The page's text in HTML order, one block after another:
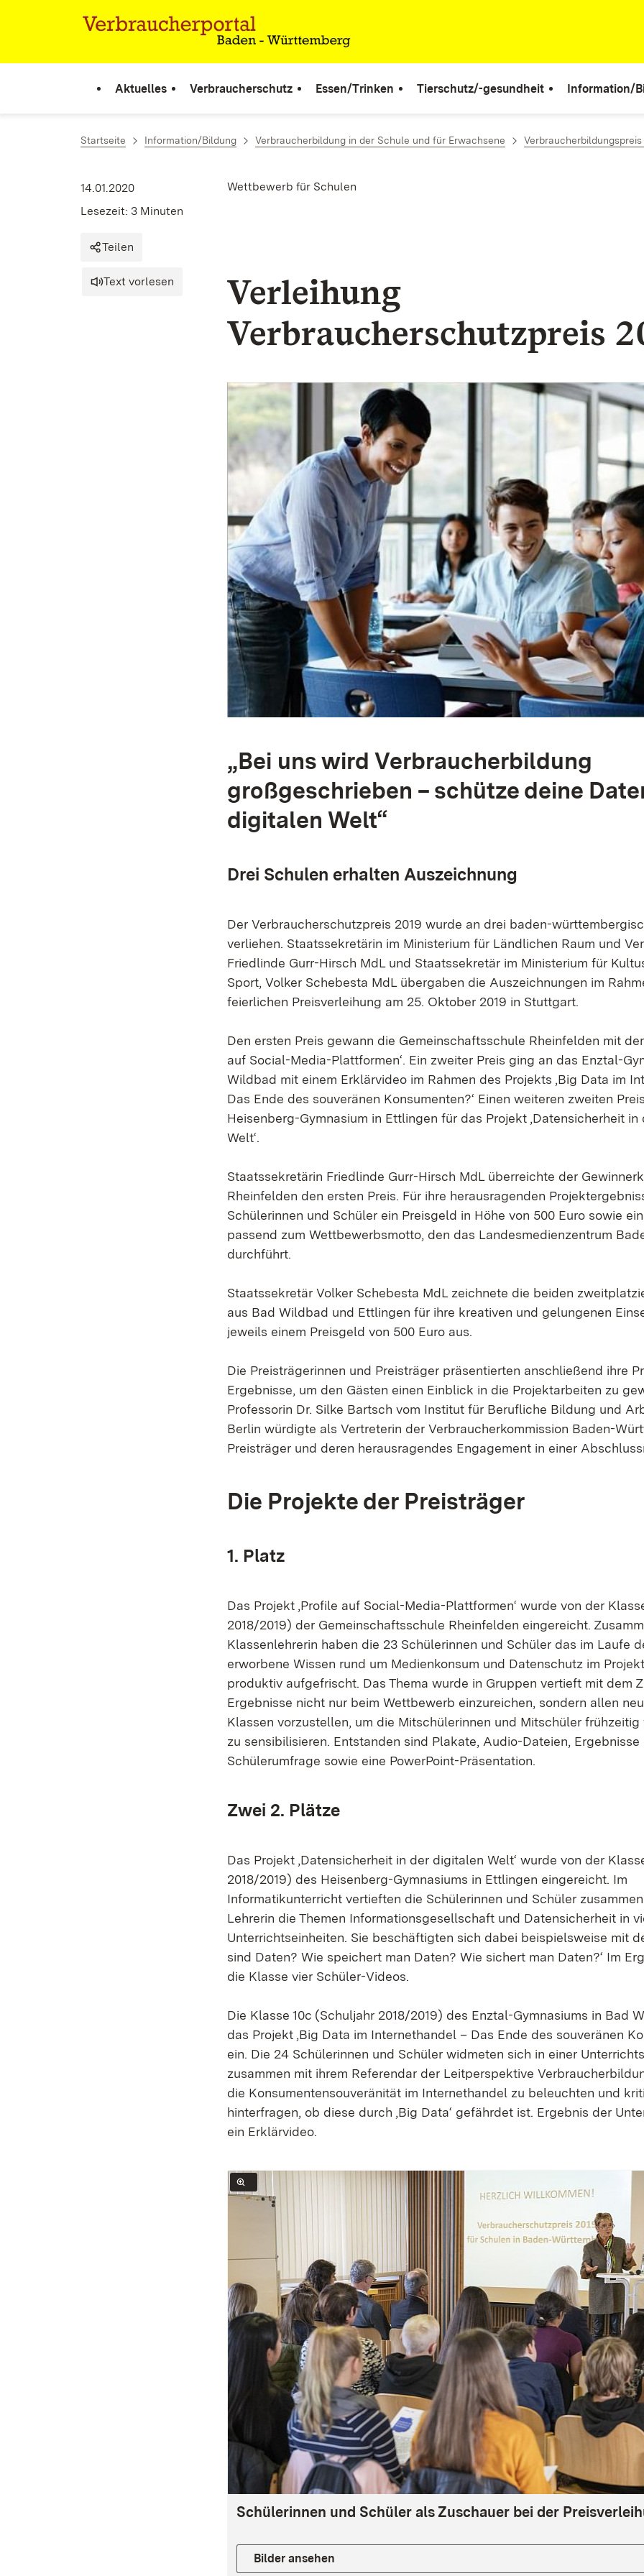
Zum Inhalt springen
Aktuelles Verbraucherschutz Essen/Trinken Tierschutz/-gesundheit Information/
Startseite Information/Bildung Verbraucherbildung in der Schule und für Erwachsene
Wettbewerb für Schulen
14.01.2020
Lesezeit: 3 Minuten
Teilen
Text vorlesen
Verleihung
Verbraucherschutzpreis
„Bei uns wird Verbraucherbildung
großgeschrieben – schütze deine
digitalen Welt“
Drei Schulen erhalten Auszeichnung
Der Verbraucherschutzpreis 2019 wurde an drei baden-
verliehen. Staatssekretärin im Ministerium für Ländlichen Raum und
Friedlinde Gurr-Hirsch MdL und Staatssekretär im Ministerium für
Sport, Volker Schebesta MdL übergaben die Auszeichnungen im
feierlichen Preisverleihung am 25. Oktober 2019 in Stuttgart.
Den ersten Preis gewann die Gemeinschaftsschule Rheinfelden mit
auf Social-Media-Plattformen‘. Ein zweiter Preis ging an das Enztal-
Wildbad mit einem Erklärvideo im Rahmen des Projekts ‚Big Data im
Das Ende des souveränen Konsumenten?‘ Einen weiteren zweiten
Heisenberg-Gymnasium in Ettlingen für das Projekt ‚Datensicherheit
Welt‘.
Staatssekretärin Friedlinde Gurr-Hirsch MdL überreichte der
Rheinfelden den ersten Preis. Für ihre herausragenden
Schülerinnen und Schüler ein Preisgeld in Höhe von 500 Euro sowie
passend zum Wettbewerbsmotto, den das Landesmedienzentrum
durchführt.
Staatssekretär Volker Schebesta MdL zeichnete die beiden
aus Bad Wildbad und Ettlingen für ihre kreativen und gelungenen
jeweils einem Preisgeld von 500 Euro aus.
Die Preisträgerinnen und Preisträger präsentierten anschließend ihre
Ergebnisse, um den Gästen einen Einblick in die Projektarbeiten zu
Professorin Dr. Silke Bartsch vom Institut für Berufliche Bildung und
Berlin würdigte als Vertreterin der Verbraucherkommission Baden-
Preisträger und deren herausragendes Engagement in einer
Die Projekte der Preisträger
1. Platz
Das Projekt ‚Profile auf Social-Media-Plattformen‘ wurde von der
2018/2019) der Gemeinschaftsschule Rheinfelden eingereicht.
Klassenlehrerin haben die 23 Schülerinnen und Schüler das im Laufe
erworbene Wissen rund um Medienkonsum und Datenschutz im
produktiv aufgefrischt. Das Thema wurde in Gruppen vertieft mit dem
Ergebnisse nicht nur beim Wettbewerb einzureichen, sondern allen
Klassen vorzustellen, um die Mitschülerinnen und Mitschüler frühzeitig
zu sensibilisieren. Entstanden sind Plakate, Audio-Dateien, Ergebnisse
Schülerumfrage sowie eine PowerPoint-Präsentation.
Zwei 2. Plätze
Das Projekt ‚Datensicherheit in der digitalen Welt‘ wurde von der
2018/2019) des Heisenberg-Gymnasiums in Ettlingen eingereicht. Im
Informatikunterricht vertieften die Schülerinnen und Schüler
Lehrerin die Themen Informationsgesellschaft und Datensicherheit in
Unterrichtseinheiten. Sie beschäftigten sich dabei beispielsweise mit
sind Daten? Wie speichert man Daten? Wie sichert man Daten?‘ Im
die Klasse vier Schüler-Videos.
Die Klasse 10c (Schuljahr 2018/2019) des Enztal-Gymnasiums in Bad
das Projekt ‚Big Data im Internethandel – Das Ende des souveränen
ein. Die 24 Schülerinnen und Schüler widmeten sich in einer
zusammen mit ihrem Referendar der Leitperspektive
die Konsumentensouveränität im Internethandel zu beleuchten und
hinterfragen, ob diese durch ‚Big Data‘ gefährdet ist. Ergebnis der
ein Erklärvideo.
Schülerinnen und Schüler als Zuschauer bei der
Bilder ansehen